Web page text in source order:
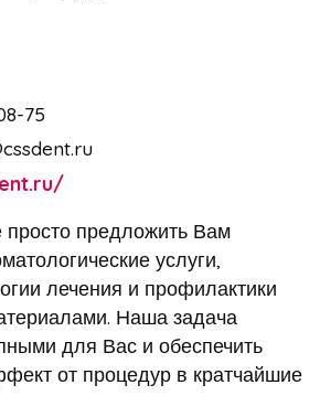
75
предложить Вам
услуги,
лечения и профилактики
Наша задача
для Вас и обеспечить
от процедур в кратчайшие